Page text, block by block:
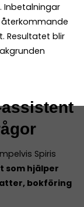
Inbetalningar
Resultatet blir
Spiris
som hjälper
bokföring